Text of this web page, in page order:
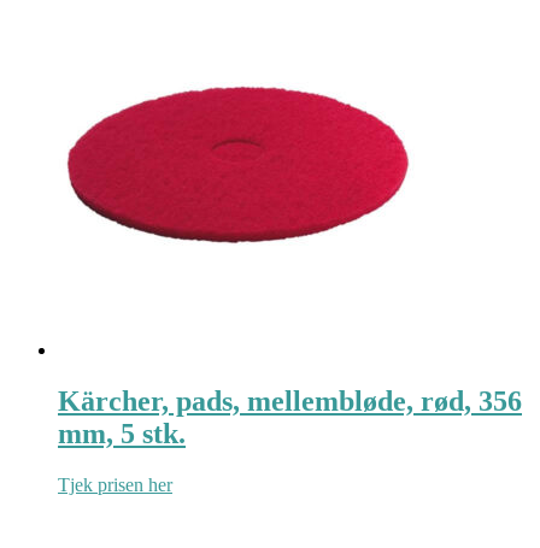
Kärcher, pads, mellembløde, rød, 356
mm, 5 stk.
Tjek prisen her